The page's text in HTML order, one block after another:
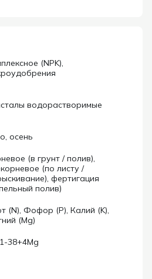
(NPK),
водорастворимые
осень
(в грунт / полив),
(по листу /
фертигация
полив)
(N), Фофор (P), Калий (K),
(Mg)
38+4Mg